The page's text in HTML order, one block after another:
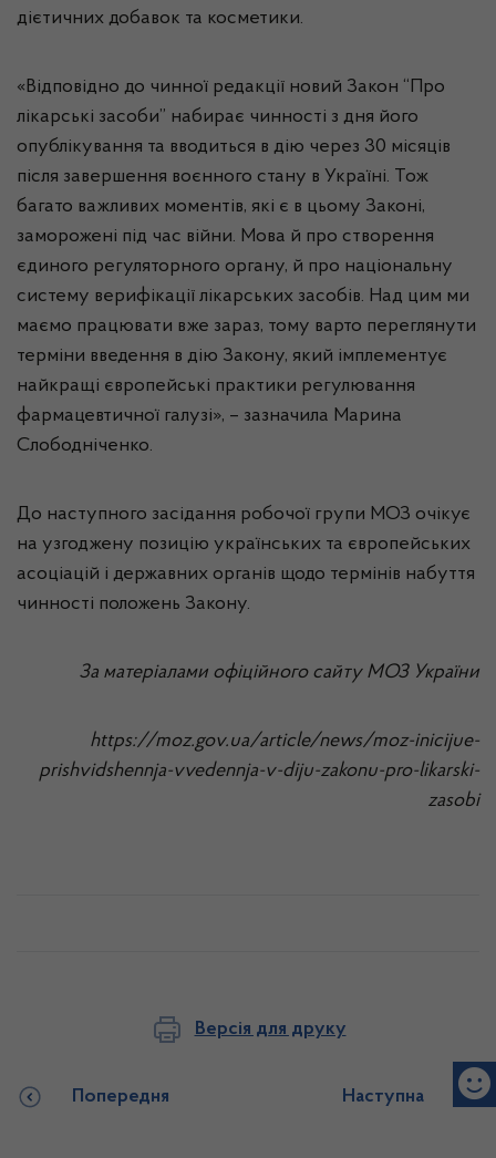
дієтичних добавок та косметики.
«Відповідно до чинної редакції новий Закон “Про
лікарські засоби” набирає чинності з дня його
опублікування та вводиться в дію через 30 місяців
після завершення воєнного стану в Україні. Тож
багато важливих моментів, які є в цьому Законі,
заморожені під час війни. Мова й про створення
єдиного регуляторного органу, й про національну
систему верифікації лікарських засобів. Над цим ми
маємо працювати вже зараз, тому варто переглянути
терміни введення в дію Закону, який імплементує
найкращі європейські практики регулювання
фармацевтичної галузі», – зазначила Марина
Слободніченко.
До наступного засідання робочої групи МОЗ очікує
на узгоджену позицію українських та європейських
асоціацій і державних органів щодо термінів набуття
чинності положень Закону.
За матеріалами офіційного сайту МОЗ України
https://moz.gov.ua/article/news/moz-inicijue-
prishvidshennja-vvedennja-v-diju-zakonu-pro-likarski-
zasobi
Версія для друку
Попередня Наступна